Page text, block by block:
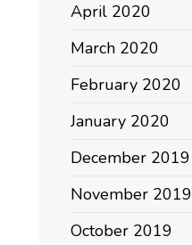
April 2020
March 2020
February 2020
January 2020
December 2019
November 2019
October 2019